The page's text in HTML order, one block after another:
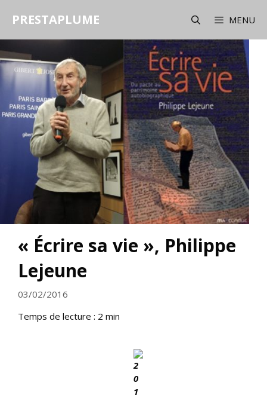
PRESTAPLUME MENU
« Écrire sa vie », Philippe
Lejeune
03/02/2016
Temps de lecture : 2 min